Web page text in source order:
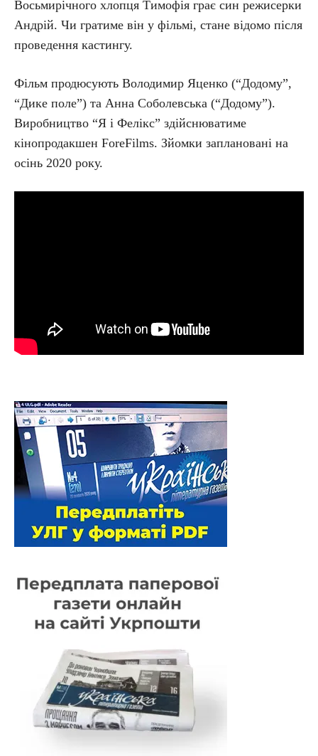
Восьмирічного хлопця Тимофія грає син режисерки
Андрій. Чи гратиме він у фільмі, стане відомо після
проведення кастингу.
Фільм продюсують Володимир Яценко (“Додому”,
“Дике поле”) та Анна Соболевська (“Додому”).
Виробництво “Я і Фелікс” здійснюватиме
кінопродакшен ForeFilms. Зйомки заплановані на
осінь 2020 року.